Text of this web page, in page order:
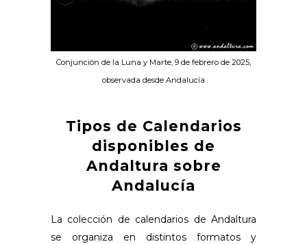
Conjunción de la Luna y Marte, 9 de febrero de 2025,
observada desde Andalucía
Tipos de Calendarios
disponibles de
Andaltura sobre
Andalucía
La colección de calendarios de Andaltura
se organiza en distintos formatos y